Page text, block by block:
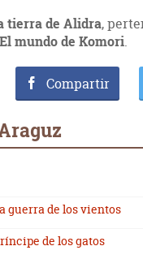
tierra de Alidra,
El mundo de Komori.
Compartir
guerra de los vientos
de los gatos